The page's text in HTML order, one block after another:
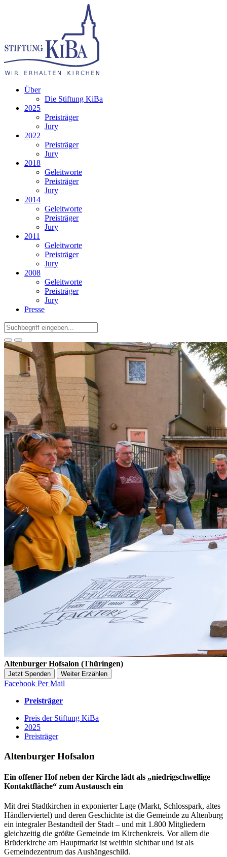
Über
Die Stiftung KiBa
2025
Preisträger
Jury
2022
Preisträger
Jury
2018
Geleitworte
Preisträger
Jury
2014
Geleitworte
Preisträger
Jury
2011
Geleitworte
Preisträger
Jury
2008
Geleitworte
Preisträger
Jury
Presse
Altenburger Hofsalon (Thüringen)
Jetzt Spenden Weiter Erzählen
Facebook Per Mail
Preisträger
Preis der Stiftung KiBa
2025
Preisträger
Altenburger Hofsalon
Ein offener Hof neben der Kirche lädt als „niedrigschwellige
Kontaktfläche“ zum Austausch ein
Mit drei Stadtkirchen in exponierter Lage (Markt, Schlosspark, altes
Händlerviertel) und deren Geschichte ist die Gemeinde zu Altenburg
ein integraler Bestandteil der Stadt – und mit 1.800 Mitgliedern
gleichzeitig die größte Gemeinde im Kirchenkreis. Vor allem die
Brüderkirche am Hauptmarkt ist weithin sichtbar und ist als
Gemeindezentrum das Aushängeschild.